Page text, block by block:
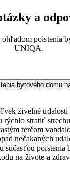
a
ohľadom poistenia
UNIQA.
bytového domu
živelné udalosti
rýchlo stratiť
terčom
nečakaných
súčasťou poistenia
na živote a